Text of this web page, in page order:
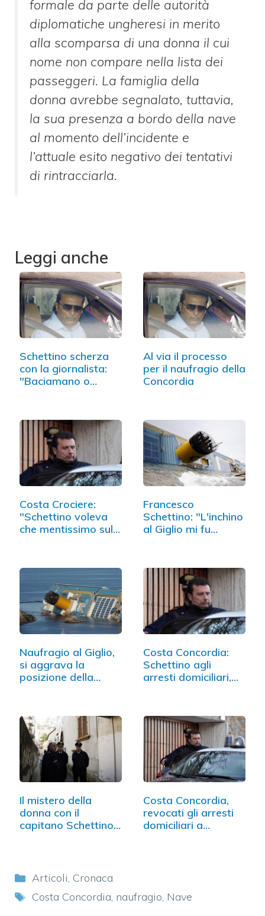
formale da parte delle autorità
diplomatiche ungheresi in merito
alla scomparsa di una donna il cui
nome non compare nella lista dei
passeggeri. La famiglia della
donna avrebbe segnalato, tuttavia,
la sua presenza a bordo della nave
al momento dell’incidente e
l’attuale esito negativo dei tentativi
di rintracciarla.
Leggi anche
Schettino scherza
con la giornalista:
"Baciamano o
Al via il processo
per il naufragio della
Concordia
Costa Crociere:
"Schettino voleva
che mentissimo sul…
Francesco
Schettino: "L'inchino
al Giglio mi fu…
Naufragio al Giglio,
si aggrava la
posizione della…
Costa Concordia:
Schettino agli
arresti domiciliari,…
Il mistero della
donna con il
capitano Schettino:
Costa Concordia,
revocati gli arresti
domiciliari a…
Categorie
Articoli, Cronaca
Tag
Costa Concordia, naufragio, Nave